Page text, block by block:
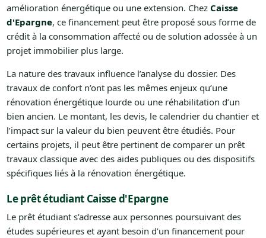
amélioration énergétique ou une extension. Chez Caisse
d'Epargne, ce financement peut être proposé sous forme de
crédit à la consommation affecté ou de solution adossée à un
projet immobilier plus large.
La nature des travaux influence l’analyse du dossier. Des
travaux de confort n’ont pas les mêmes enjeux qu’une
rénovation énergétique lourde ou une réhabilitation d’un
bien ancien. Le montant, les devis, le calendrier du chantier et
l’impact sur la valeur du bien peuvent être étudiés. Pour
certains projets, il peut être pertinent de comparer un prêt
travaux classique avec des aides publiques ou des dispositifs
spécifiques liés à la rénovation énergétique.
Le prêt étudiant Caisse d'Epargne
Le prêt étudiant s’adresse aux personnes poursuivant des
études supérieures et ayant besoin d’un financement pour